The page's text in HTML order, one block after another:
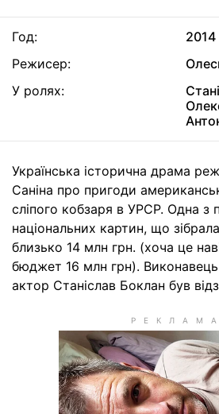
Год:
2014
Режисер:
У ролях:
Українська історична драма
Саніна про пригоди
сліпого кобзаря в УРСР. Одна з
національних картин, що
близько 14 млн грн. (хоча це
бюджет 16 млн грн). Виконавець
актор Станіслав Боклан був